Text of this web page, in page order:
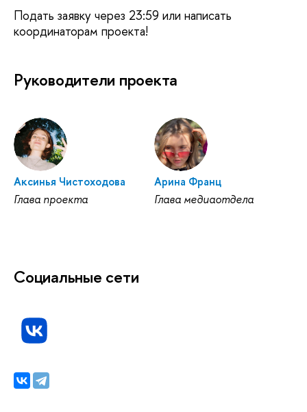
Подать заявку через 23:59 или написать
координаторам проекта!
Руководители проекта
Аксинья Чистоходова
Глава проекта
Арина Франц
Глава медиаотдела
Социальные сети